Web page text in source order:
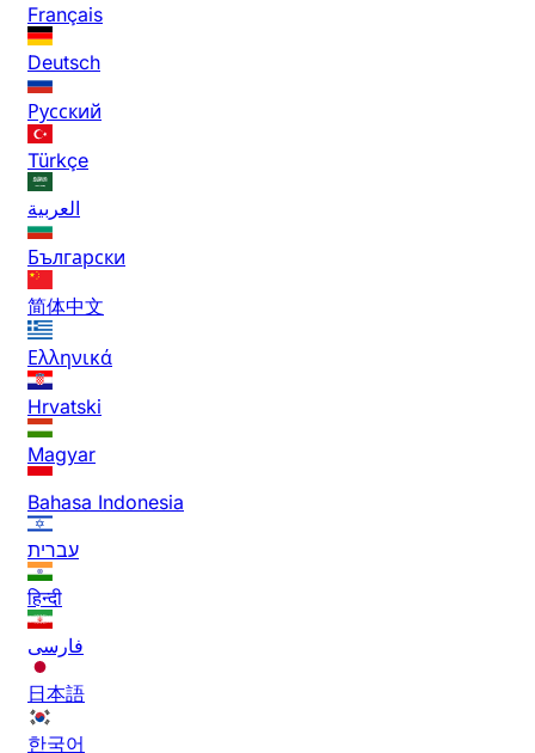
Français
Deutsch
Русский
Türkçe
العربية
Български
简体中文
Ελληνικά
Hrvatski
Magyar
Bahasa Indonesia
עברית
हिन्दी
فارسی
日本語
한국어